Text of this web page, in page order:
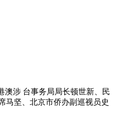
澳涉 台事务局局长顿世新、民
马坚、北京市侨办副巡视员史